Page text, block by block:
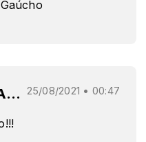
JOÃO JADSON DE ALMEIDA SILVA 25/08/2021 • 00:47